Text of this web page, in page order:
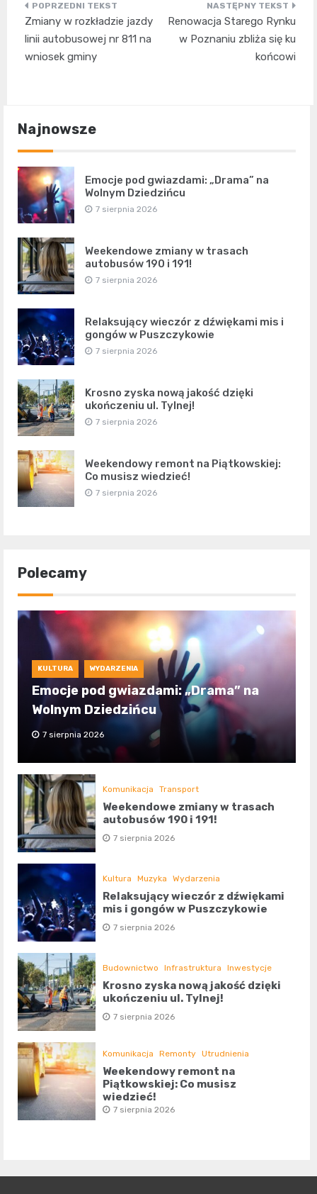
Nawigacja
wpisu
Zmiany w rozkładzie jazdy
linii autobusowej nr 811 na
wniosek gminy
Renowacja Starego Rynku
w Poznaniu zbliża się ku
końcowi
Najnowsze
Emocje pod gwiazdami: „Drama” na
Wolnym Dziedzińcu
7 sierpnia 2026
Weekendowe zmiany w trasach
autobusów 190 i 191!
7 sierpnia 2026
Relaksujący wieczór z dźwiękami mis i
gongów w Puszczykowie
7 sierpnia 2026
Krosno zyska nową jakość dzięki
ukończeniu ul. Tylnej!
7 sierpnia 2026
Weekendowy remont na Piątkowskiej:
Co musisz wiedzieć!
7 sierpnia 2026
Polecamy
KULTURA WYDARZENIA
Emocje pod gwiazdami: „Drama” na
Wolnym Dziedzińcu
7 sierpnia 2026
Komunikacja Transport
Weekendowe zmiany w trasach
autobusów 190 i 191!
7 sierpnia 2026
Kultura Muzyka Wydarzenia
Relaksujący wieczór z dźwiękami
mis i gongów w Puszczykowie
7 sierpnia 2026
Budownictwo Infrastruktura Inwestycje
Krosno zyska nową jakość dzięki
ukończeniu ul. Tylnej!
7 sierpnia 2026
Komunikacja Remonty Utrudnienia
Weekendowy remont na
Piątkowskiej: Co musisz
wiedzieć!
7 sierpnia 2026